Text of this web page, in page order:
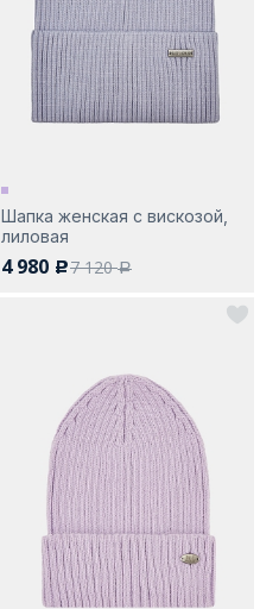
Шапка женская с вискозой,
лиловая
4 980 c7 120a